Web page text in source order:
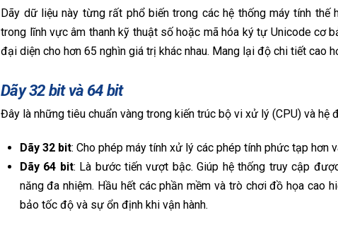
Dãy dữ liệu này từng rất phổ biến trong các hệ thống máy tính
trong lĩnh vực âm thanh kỹ thuật số hoặc mã hóa ký tự Unicode cơ
đại diện cho hơn 65 nghìn giá trị khác nhau. Mang lại độ chi tiết cao
Dãy 32 bit và 64 bit
Đây là những tiêu chuẩn vàng trong kiến trúc bộ vi xử lý (CPU) và hệ
Dãy 32 bit: Cho phép máy tính xử lý các phép tính phức tạp hơn
Dãy 64 bit: Là bước tiến vượt bậc. Giúp hệ thống truy cập
năng đa nhiệm. Hầu hết các phần mềm và trò chơi đồ họa cao
bảo tốc độ và sự ổn định khi vận hành.